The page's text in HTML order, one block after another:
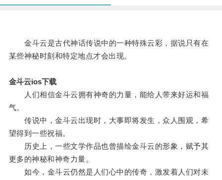
金斗云是古代神话传说中的一种特殊云彩，据说只有在
某些神秘时刻和特定地点才会出现。
金斗云ios下载
人们相信金斗云拥有神奇的力量，能给人带来好运和福
气。
传说中，金斗云出现时，大事即将发生，众人围观，希
望得到一些祝福。
历史上，一些文学作品也曾描绘金斗云的形象，赋予其
更多的神秘和神奇力量。
如今，金斗云仍然是人们心中的传奇，激发着人们对未